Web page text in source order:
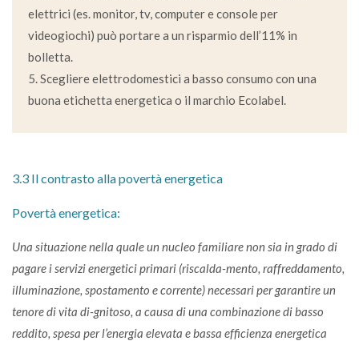
elettrici (es. monitor, tv, computer e console per
videogiochi) può portare a un risparmio dell’11% in
bolletta.
5. Scegliere elettrodomestici a basso consumo con una
buona etichetta energetica o il marchio Ecolabel.
3.3 Il contrasto alla povertà energetica
Povertà energetica:
Una situazione nella quale un nucleo familiare non sia in grado di
pagare i servizi energetici primari (riscalda-mento, raffreddamento,
illuminazione, spostamento e corrente) necessari per garantire un
tenore di vita di-gnitoso, a causa di una combinazione di basso
reddito, spesa per l’energia elevata e bassa efficienza energetica